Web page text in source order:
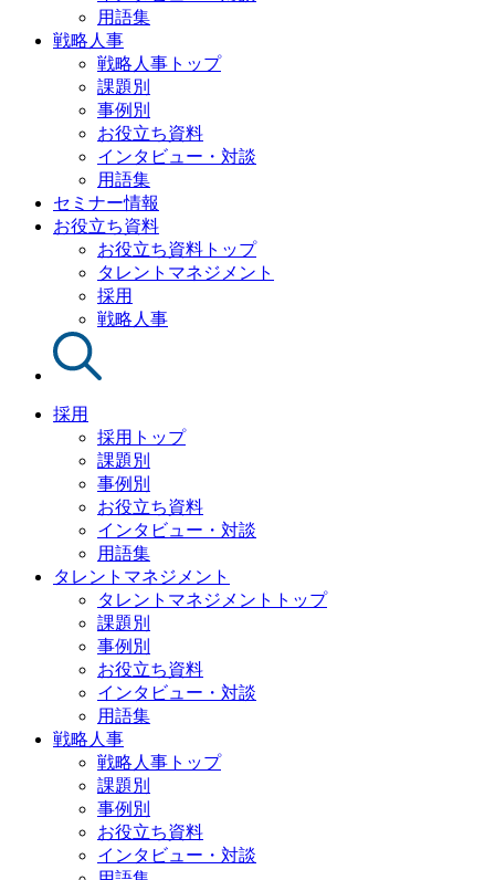
用語集
戦略人事
戦略人事トップ
課題別
事例別
お役立ち資料
インタビュー・対談
用語集
セミナー情報
お役立ち資料
お役立ち資料トップ
タレントマネジメント
採用
戦略人事
採用
採用トップ
課題別
事例別
お役立ち資料
インタビュー・対談
用語集
タレントマネジメント
タレントマネジメントトップ
課題別
事例別
お役立ち資料
インタビュー・対談
用語集
戦略人事
戦略人事トップ
課題別
事例別
お役立ち資料
インタビュー・対談